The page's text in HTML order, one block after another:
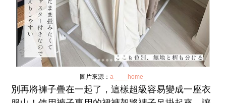
圖片來源： a____home_
別再將褲子疊在一起了，這樣超級容易變成一座衣